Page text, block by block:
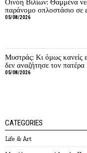
παράνομο οπλοστάσιο σε
05/08/2026
Μυστράς: Κι όμως κανείς
δεν αναζήτησε τον πατέρα
05/08/2026
CATEGORIES
Life & Art